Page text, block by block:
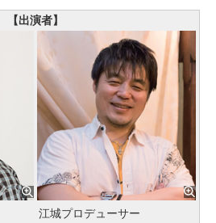
【出演者】
江城プロデューサー